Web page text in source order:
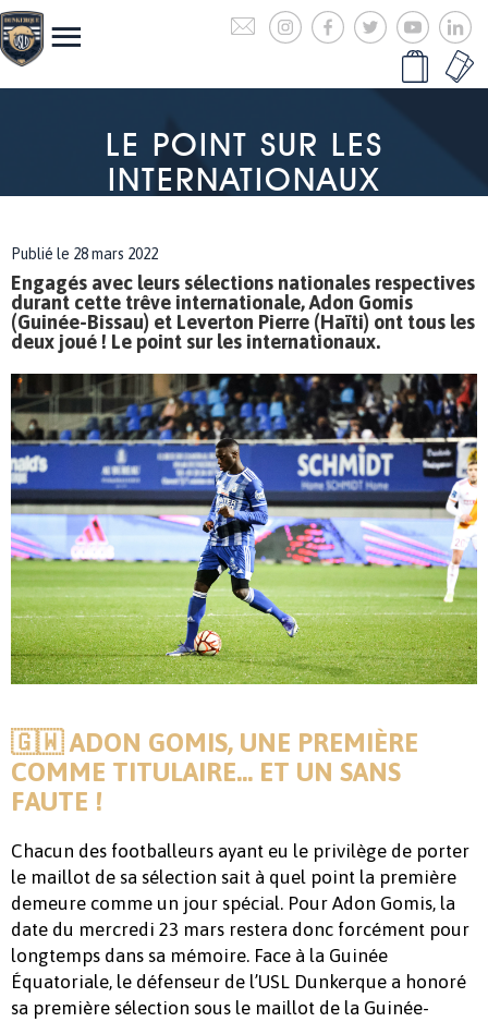
LE POINT SUR LES
INTERNATIONAUX
Publié le 28 mars 2022
Engagés avec leurs sélections nationales respectives
durant cette trêve internationale, Adon Gomis
(Guinée-Bissau) et Leverton Pierre (Haïti) ont tous les
deux joué ! Le point sur les internationaux.
🇬🇼 ADON GOMIS, UNE PREMIÈRE
COMME TITULAIRE… ET UN SANS
FAUTE !
Chacun des footballeurs ayant eu le privilège de porter
le maillot de sa sélection sait à quel point la première
demeure comme un jour spécial. Pour Adon Gomis, la
date du mercredi 23 mars restera donc forcément pour
longtemps dans sa mémoire. Face à la Guinée
Équatoriale, le défenseur de l’USL Dunkerque a honoré
sa première sélection sous le maillot de la Guinée-